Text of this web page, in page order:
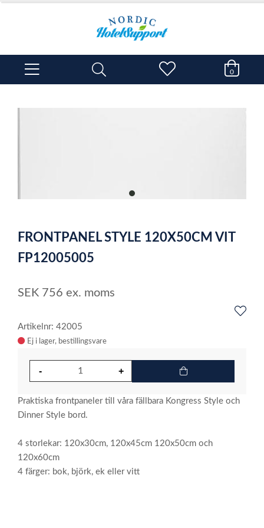
0
item
of
1
FRONTPANEL STYLE 120X50CM VIT
FP12005005
SEK 756 ex. moms
Artikelnr: 42005
Ej i lager
Praktiska frontpaneler till våra fällbara Kongress Style och
Dinner Style bord.
4 storlekar: 120x30cm, 120x45cm 120x50cm och
120x60cm
4 färger: bok, björk, ek eller vitt